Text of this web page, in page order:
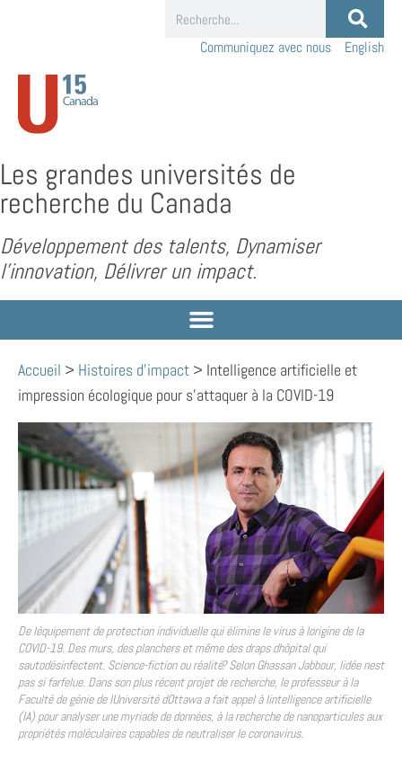
Communiquez avec nous English
Les grandes universités de
recherche du Canada
Développement des talents, Dynamiser
l’innovation, Délivrer un impact.
Accueil > Histoires d'impact > Intelligence artificielle et
impression écologique pour s’attaquer à la COVID-19
De léquipement de protection individuelle qui élimine le virus à lorigine de la
COVID-19. Des murs, des planchers et même des draps dhôpital qui
sautodésinfectent. Science-fiction ou réalité? Selon Ghassan Jabbour, lidée nest
pas si farfelue. Dans son plus récent projet de recherche, le professeur à la
Faculté de génie de lUniversité dOttawa a fait appel à lintelligence artificielle
(IA) pour analyser une myriade de données, à la recherche de nanoparticules aux
propriétés moléculaires capables de neutraliser le coronavirus.